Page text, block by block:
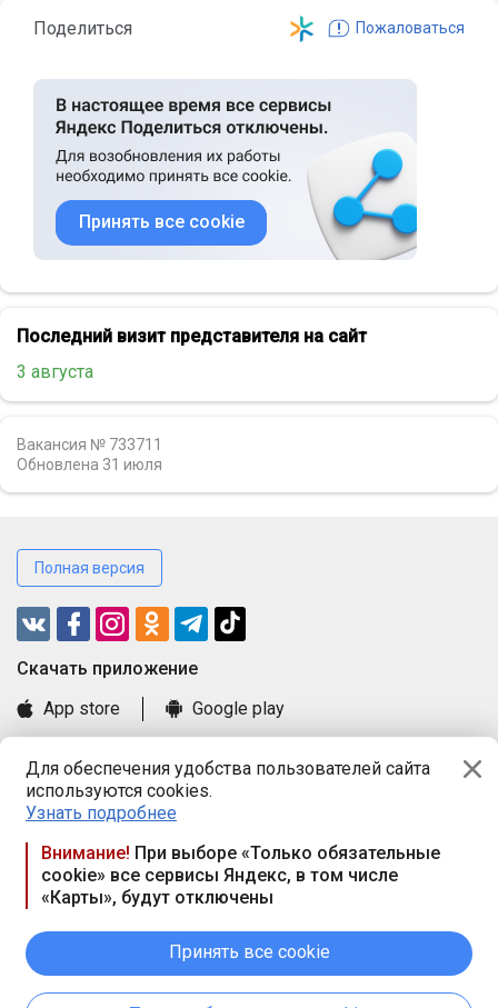
Для обеспечения удобства пользователей сайта
используются cookies.
Узнать подробнее
Внимание! При выборе «Только обязательные
cookie» все сервисы Яндекс, в том числе
«Карты», будут отключены
Принять все cookie
Поделиться Пожаловаться
Принять все cookie
Последний визит представителя на сайт
3 августа
Вакансия № 733711
Обновлена 31 июля
Полная версия
Cкачать приложение
App store
Google play
Книга замечаний и предложений
Правила и документы
Praca.by © 2000—2026, ООО «ПРАЦА БАЙ»
Республика Беларусь, 220114, г. Минск, пр-т Независимости
117а, пом. № 9.
вых. дн. — сб., вс.
Режим работы сайта — круглосуточно. E-mail ООО «ПРАЦА
БАЙ» editor@praca.by